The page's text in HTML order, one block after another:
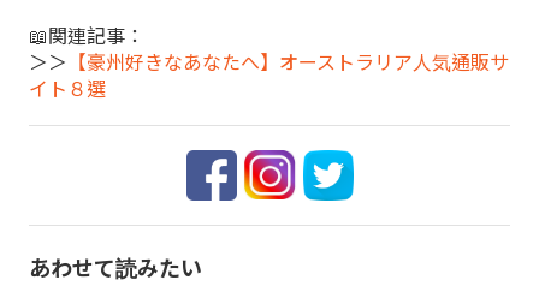
📖関連記事：
＞＞ 【豪州好きなあなたへ】オーストラリア人気通販サ
イト８選
あわせて読みたい